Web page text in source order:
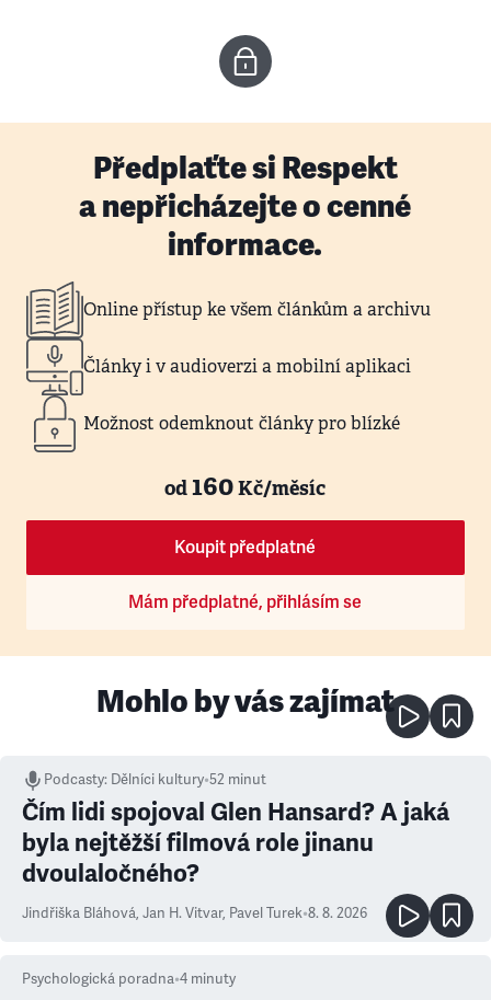
Předplaťte si Respekt
a nepřicházejte o cenné
informace.
Online přístup ke všem článkům a archivu
Články i v audioverzi a mobilní aplikaci
Možnost odemknout články pro blízké
od160Kč/měsíc
Koupit předplatné
Mám předplatné, přihlásím se
Mohlo by vás zajímat
Podcasty: Dělníci kultury•52 minut
Čím lidi spojoval Glen Hansard? A jaká
byla nejtěžší filmová role jinanu
dvoulaločného?
Jindřiška Bláhová, Jan H. Vitvar, Pavel Turek•8. 8. 2026
Psychologická poradna•4 minuty